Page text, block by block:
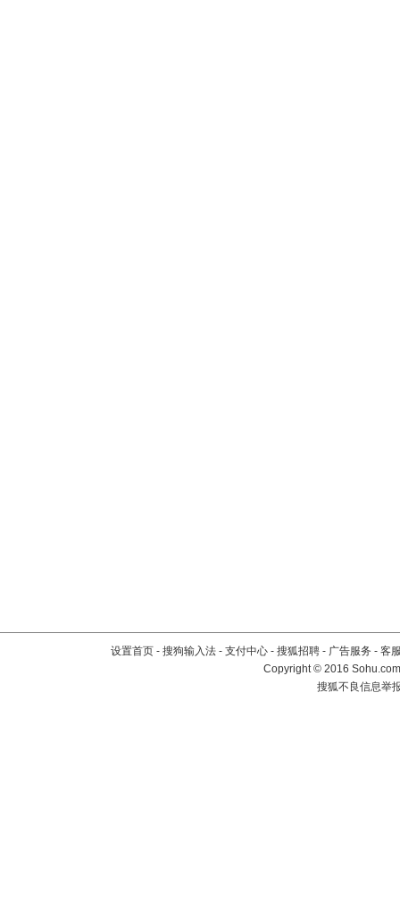
设置首页 - 搜狗输入法 - 支付中心 - 搜狐招聘 - 广告服务 - 客
Copyright©2016
搜狐不良信息举